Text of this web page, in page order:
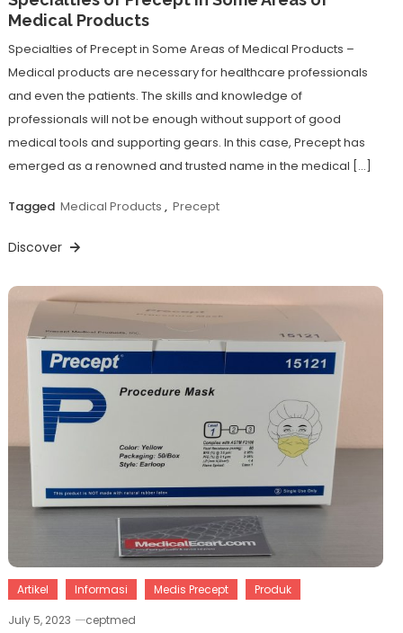
Medical Products
Specialties of Precept in Some Areas of Medical Products –
Medical products are necessary for healthcare professionals
and even the patients. The skills and knowledge of
professionals will not be enough without support of good
medical tools and supporting gears. In this case, Precept has
emerged as a renowned and trusted name in the medical […]
Tagged Medical Products , Precept
Discover
Artikel Informasi Medis Precept
Produk
July 5, 2023
ceptmed